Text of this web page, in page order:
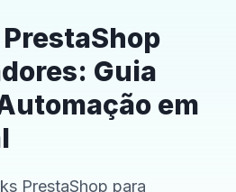
Guia
em
PrestaShop para